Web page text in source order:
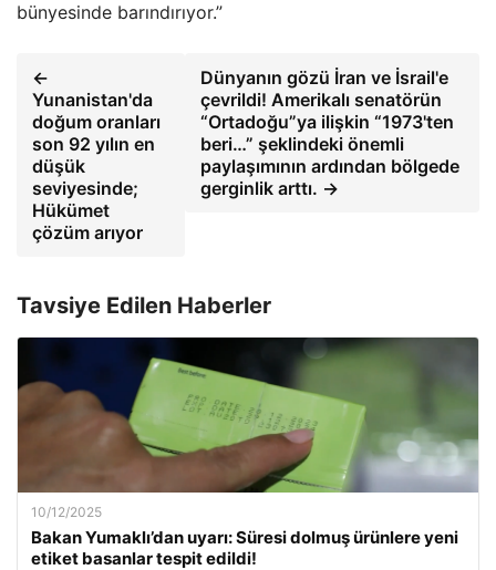
bünyesinde barındırıyor.”
←
Yunanistan'da
doğum oranları
son 92 yılın en
düşük
seviyesinde;
Hükümet
çözüm arıyor
Dünyanın gözü İran ve İsrail'e
çevrildi! Amerikalı senatörün
“Ortadoğu”ya ilişkin “1973'ten
beri…” şeklindeki önemli
paylaşımının ardından bölgede
gerginlik arttı. →
Tavsiye Edilen Haberler
10/12/2025
Bakan Yumaklı’dan uyarı: Süresi dolmuş ürünlere yeni
etiket basanlar tespit edildi!